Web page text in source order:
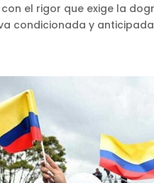
el rigor que exige la
condicionada y